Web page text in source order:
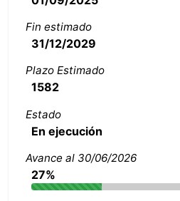
Fin estimado
31/12/2029
Plazo Estimado
1582
Estado
En ejecución
Avance al 30/06/2026
27%